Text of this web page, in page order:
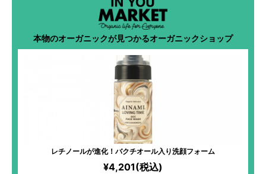
本物のオーガニックが見つかるオーガニックショップ
レチノールが進化！バクチオール入り洗顔フォーム
¥4,201(税込)